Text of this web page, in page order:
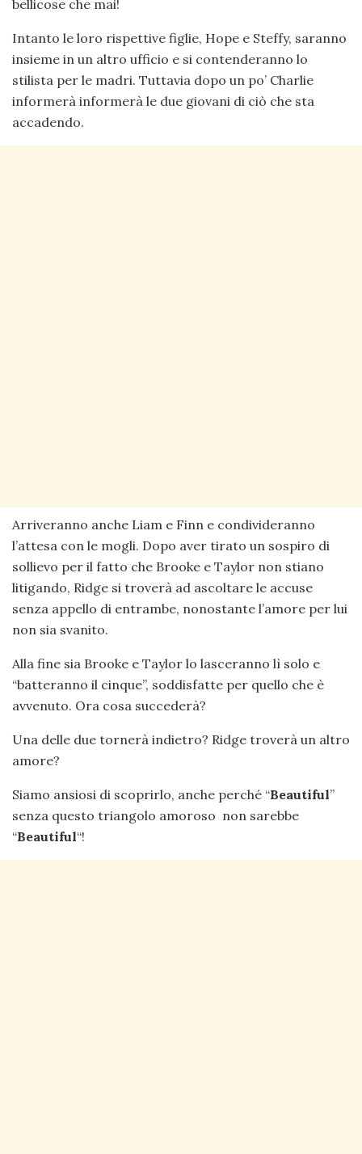
bellicose che mai!
Intanto le loro rispettive figlie, Hope e Steffy, saranno
insieme in un altro ufficio e si contenderanno lo
stilista per le madri. Tuttavia dopo un po’ Charlie
informerà informerà le due giovani di ciò che sta
accadendo.
Arriveranno anche Liam e Finn e condivideranno
l’attesa con le mogli. Dopo aver tirato un sospiro di
sollievo per il fatto che Brooke e Taylor non stiano
litigando, Ridge si troverà ad ascoltare le accuse
senza appello di entrambe, nonostante l’amore per lui
non sia svanito.
Alla fine sia Brooke e Taylor lo lasceranno lì solo e
“batteranno il cinque”, soddisfatte per quello che è
avvenuto. Ora cosa succederà?
Una delle due tornerà indietro? Ridge troverà un altro
amore?
Siamo ansiosi di scoprirlo, anche perché “Beautiful”
senza questo triangolo amoroso non sarebbe
“Beautiful“!